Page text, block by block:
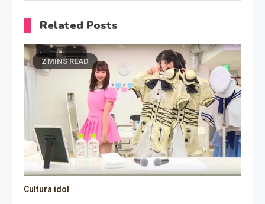
Related Posts
2 MINS READ
Cultura idol